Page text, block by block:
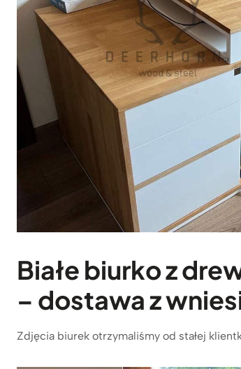
Białe biurko z
– dostawa z
Zdjęcia biurek otrzymaliśmy od stałej